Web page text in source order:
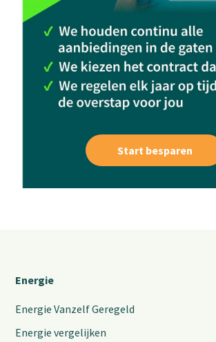
Start besparen
Energie
Energie Vanzelf Geregeld
Energie vergelijken